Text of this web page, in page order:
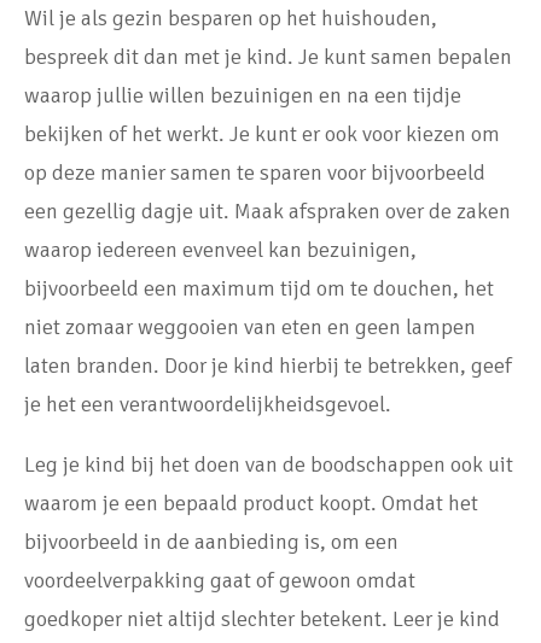
Wil je als gezin besparen op het huishouden,
bespreek dit dan met je kind. Je kunt samen bepalen
waarop jullie willen bezuinigen en na een tijdje
bekijken of het werkt. Je kunt er ook voor kiezen om
op deze manier samen te sparen voor bijvoorbeeld
een gezellig dagje uit. Maak afspraken over de zaken
waarop iedereen evenveel kan bezuinigen,
bijvoorbeeld een maximum tijd om te douchen, het
niet zomaar weggooien van eten en geen lampen
laten branden. Door je kind hierbij te betrekken, geef
je het een verantwoordelijkheidsgevoel.
Leg je kind bij het doen van de boodschappen ook uit
waarom je een bepaald product koopt. Omdat het
bijvoorbeeld in de aanbieding is, om een
voordeelverpakking gaat of gewoon omdat
goedkoper niet altijd slechter betekent. Leer je kind